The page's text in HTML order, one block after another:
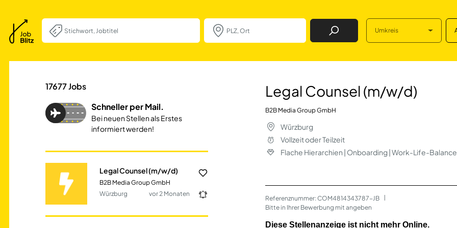
Job Finden Umkreis
Legal Counsel (m/w/d) in Würzburg
17677Jobs
Schneller per Mail.
Bei neuen Stellen als Erstes
informiert werden!
Legal Counsel (m/w/d)
B2B Media Group GmbH
Würzburg
vor 2 Monaten
Legal Counsel (m/w/d)
B2B Media Group GmbH
Würzburg
Vollzeit oder Teilzeit
Flache Hierarchien | Onboarding | Work-Life-Balance
Referenznummer: COM4814343787-JB
Bitte in Ihrer Bewerbung mit angeben